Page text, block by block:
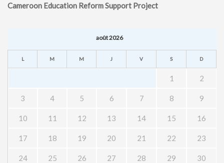
Cameroon Education Reform Support Project
août 2026
L M M J V S D
1 2
3 4 5 6 7 8 9
10 11 12 13 14 15 16
17 18 19 20 21 22 23
24 25 26 27 28 29 30